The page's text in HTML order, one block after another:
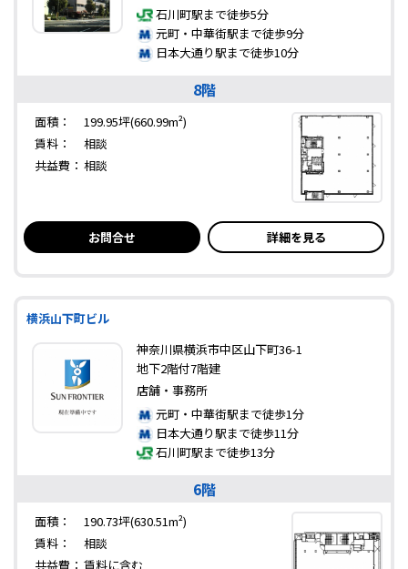
石川町駅まで徒歩5分
元町・中華街駅まで徒歩9分
日本大通り駅まで徒歩10分
8階
面積：
199.95坪(660.99m²)
賃料：
相談
共益費： 相談
お問合せ 詳細を見る
横浜山下町ビル
神奈川県横浜市中区山下町36-1
地下2階付7階建
店舗・事務所
元町・中華街駅まで徒歩1分
日本大通り駅まで徒歩11分
石川町駅まで徒歩13分
6階
面積：
190.73坪(630.51m²)
賃料：
相談
共益費： 賃料に含む